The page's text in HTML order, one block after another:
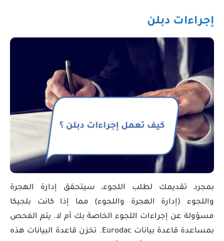
إجراءات دبلن
بمجرد تقديمك لطلب اللجوء، سيتحقق إدارة الهجرة
واللجوء (إدارة الهجرة واللجوء) مما إذا كانت بلجيكا
مسؤولة عن إجراءات اللجوء الخاصة بك أم لا. يتم الفحص
بمساعدة قاعدة بيانات Eurodac. تخزن قاعدة البيانات هذه